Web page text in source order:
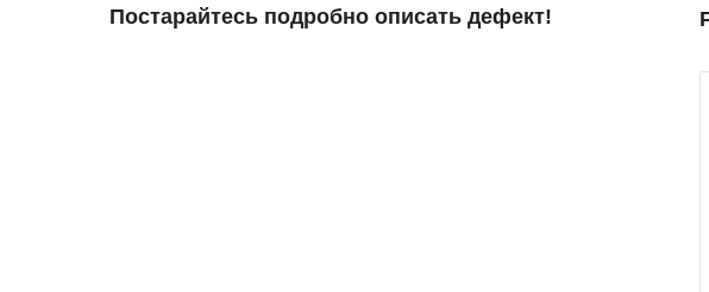
Постарайтесь подробно описать дефект!